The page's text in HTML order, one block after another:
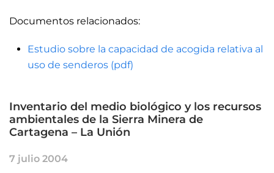
Documentos relacionados:
Estudio sobre la capacidad de acogida relativa al
uso de senderos (pdf)
Inventario del medio biológico y los recursos
ambientales de la Sierra Minera de
Cartagena – La Unión
7 julio 2004